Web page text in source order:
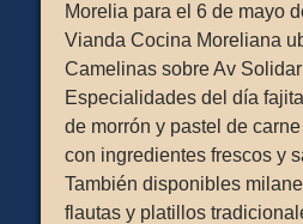
Morelia para el 6 de mayo
Vianda Cocina Moreliana
Camelinas sobre Av
Especialidades del día
de morrón y pastel de
con ingredientes frescos y
También disponibles
flautas y platillos